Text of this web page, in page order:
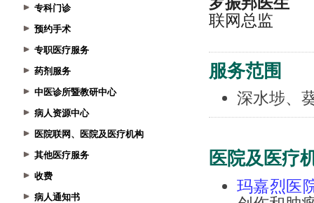
专科门诊
预约手术
专职医疗服务
药剂服务
中医诊所暨教研中心
病人资源中心
医院联网、医院及医疗机构
其他医疗服务
收费
病人通知书